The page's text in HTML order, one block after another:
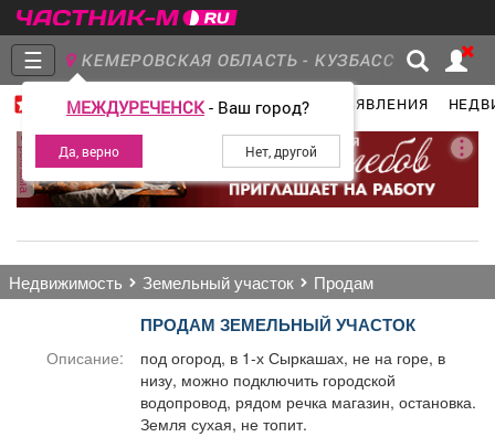
☰ КЕМЕРОВСКАЯ ОБЛАСТЬ - КУЗБАСС
МЕЖДУРЕЧЕНСК- Ваш город?
ГЛАВНАЯ ГРУППЫ НОВОСТИ ОБЪЯВЛЕНИЯ
Главная
Группы Новости
Транспорт Компании
реклама
недвижимость земельный участок продам
ПРОДАМ ЗЕМЕЛЬНЫЙ УЧАСТОК
Описание:
под огород, в 1-х Сыркашах, не на горе, в
низу, можно подключить городской
водопровод, рядом речка магазин, остановка.
Земля сухая, не топит.